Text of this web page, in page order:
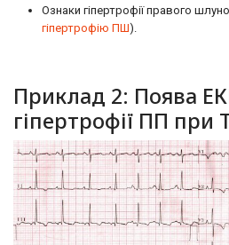
Ознаки гіпертрофії правого
гіпертрофію ПШ).
Приклад 2: Поява
гіпертрофії ПП при